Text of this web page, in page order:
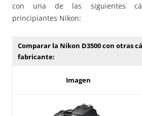
con una de las siguientes
principiantes Nikon:
Comparar la Nikon D3500 con otras
fabricante:
Imagen